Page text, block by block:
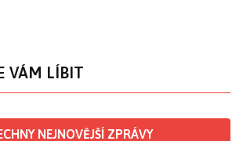
VÁM LÍBIT
NEJNOVĚJŠÍ ZPRÁVY